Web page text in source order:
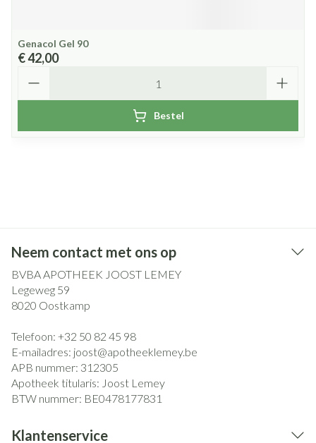
Genacol Gel 90
€ 42,00
Bestel
Neem contact met ons op
BVBA APOTHEEK JOOST LEMEY
Legeweg 59
8020 Oostkamp
Telefoon: +32 50 82 45 98
E-mailadres: joost@apotheeklemey.be
APB nummer: 312305
Apotheek titularis: Joost Lemey
BTW nummer: BE0478177831
Klantenservice